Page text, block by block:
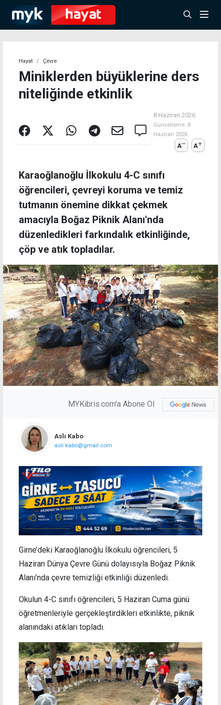
Hayat Çevre
Miniklerden büyüklerine ders
niteliğinde etkinlik
8 Haziran 2026
Güncelleme: 8
Haziran 2026
A A
Karaoğlanoğlu İlkokulu 4-C sınıfı
öğrencileri, çevreyi koruma ve temiz
tutmanın önemine dikkat çekmek
amacıyla Boğaz Piknik Alanı'nda
düzenledikleri farkındalık etkinliğinde,
çöp ve atık topladılar.
MYKibris.com'a Abone Ol
Aslı Kabo
asli.kabo@gmail.com
Girne’deki Karaoğlanoğlu İlkokulu öğrencileri, 5
Haziran Dünya Çevre Günü dolayısıyla Boğaz Piknik
Alanı’nda çevre temizliği etkinliği düzenledi.
Okulun 4-C sınıfı öğrencileri, 5 Haziran Cuma günü
öğretmenleriyle gerçekleştirdikleri etkinlikte, piknik
alanındaki atıkları topladı.